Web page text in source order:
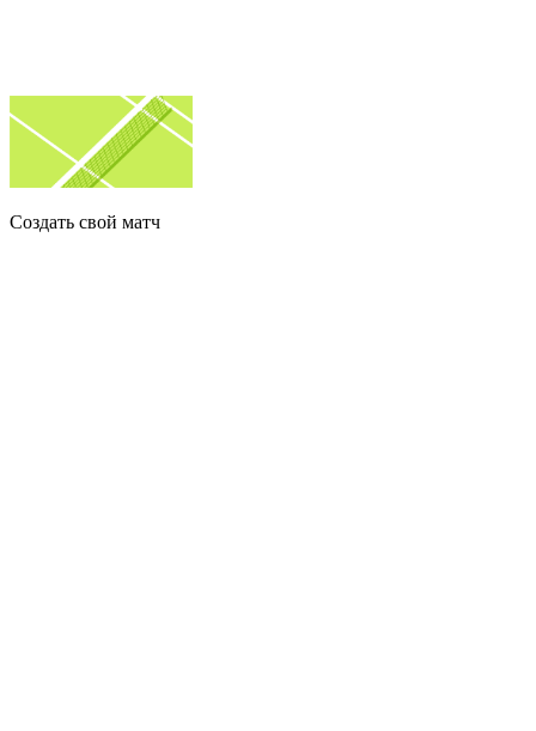
Создать свой матч